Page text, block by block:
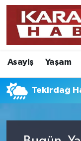
Asayiş Yaşam
Tekirdağ
Asayiş
Bilim -
Eğitim
Nöbetçi
Hava Durumu
Karaman